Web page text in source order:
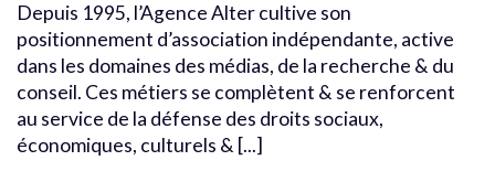
Depuis 1995, l’Agence Alter cultive son
positionnement d’association indépendante, active
dans les domaines des médias, de la recherche & du
conseil. Ces métiers se complètent & se renforcent
au service de la défense des droits sociaux,
économiques, culturels & [...]